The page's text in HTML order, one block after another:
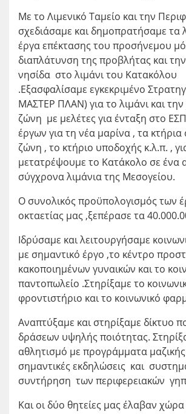
Με το Λιμενικό Ταμείο και την
σχεδιάσαμε και δημοπρατήσαμε τα
έργα επέκτασης του προσήνεμου
διαπλάτυνση της προβλήτας και
νησίδα στο λιμάνι του Κατακόλου
.Εξασφαλίσαμε εγκεκριμένο
ΜΑΣΤΕΡ ΠΛΑΝ) για το λιμάνι και
ζώνη με μελέτες για ένταξη στο
έργων για τη νέα μαρίνα , τα
ζώνη , το κτήριο υποδοχής κ.λ.π. ,
μετατρέψουμε το Κατάκολο σε ένα
σύγχρονα λιμάνια της Μεσογείου.
Ο συνολικός προϋπολογισμός των
οκταετίας μας ,ξεπέρασε τα
Ιδρύσαμε και λειτουργήσαμε
με σημαντικό έργο ,το κέντρο
κακοποιημένων γυναικών και το
παντοπωλείο .Στηρίξαμε το
φροντιστήριο και το κοινωνικό
Αναπτύξαμε και στηρίξαμε δίκτυο
δράσεων υψηλής ποιότητας.
αθλητισμό με προγράμματα
σημαντικές εκδηλώσεις και
συντήρηση των περιφερειακών
Και οι δύο θητείες μας έλαβαν